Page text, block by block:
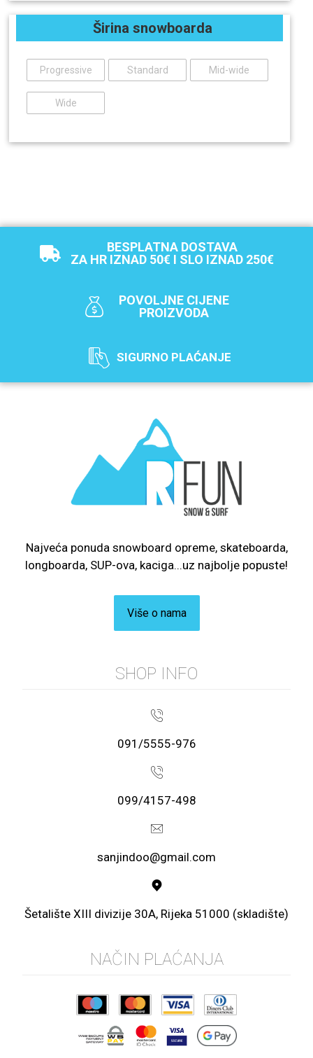
Širina snowboarda
Progressive Standard Mid-wide
Wide
BESPLATNA DOSTAVA
ZA HR IZNAD 50€ I SLO IZNAD 250€
POVOLJNE CIJENE
PROIZVODA
SIGURNO PLAĆANJE
Najveća ponuda snowboard opreme, skateboarda,
longboarda, SUP-ova, kaciga...uz najbolje popuste!
Više o nama
SHOP INFO
091/5555-976
099/4157-498
sanjindoo@gmail.com
Šetalište XIII divizije 30A, Rijeka 51000 (skladište)
NAČIN PLAĆANJA